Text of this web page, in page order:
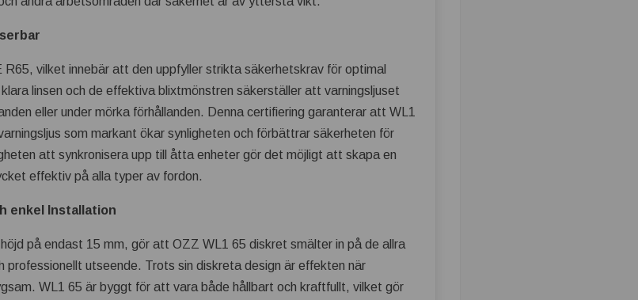
R65, vilket innebär att den uppfyller strikta säkerhetskrav för optimal
linsen och de effektiva blixtmönstren säkerställer att varningsljuset
eller under mörka förhållanden. Denna certifiering garanterar att WL1
som markant ökar synligheten och förbättrar säkerheten för
att synkronisera upp till åtta enheter gör det möjligt att skapa en
effektiv på alla typer av fordon.
enkel Installation
på endast 15 mm, gör att OZZ WL1 65 diskret smälter in på de allra
utseende. Trots sin diskreta design är effekten när
WL1 65 är byggt för att vara både hållbart och kraftfullt, vilket gör